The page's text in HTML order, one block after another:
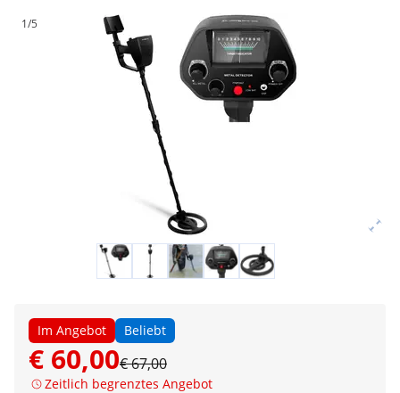
1/5
Im Angebot Beliebt
€ 60,00€ 67,00
Zeitlich begrenztes Angebot